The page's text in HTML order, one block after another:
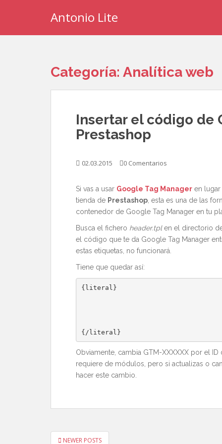
Antonio Lite
Categoría: Analítica web
Insertar el código de
Prestashop
02.03.2015 0 Comentarios
Si vas a usar Google Tag Manager en
tienda de Prestashop , esta es una de las
contenedor de Google Tag Manager en tu
Busca el fichero header.tplen el directorio
el código que te da Google Tag Manager
estas etiquetas, no funcionará.
Tiene que quedar así:
{literal }
{/literal }
Obviamente, cambia GTM-XXXXXX por el
requiere de módulos, pero si actualizas o
hacer este cambio.
PAGINACIÓN
NEWER POSTS